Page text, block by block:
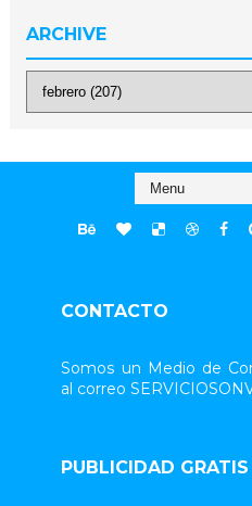
ARCHIVE
CONTACTO
Somos un Medio de
al correo
PUBLICIDAD GRATIS